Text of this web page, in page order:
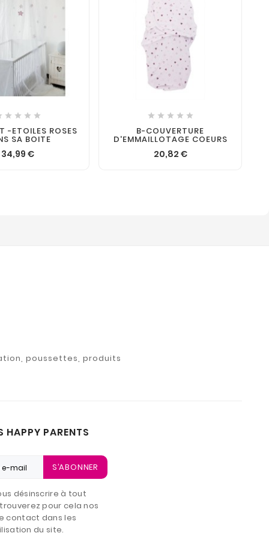
   
-ETOILES ROSES
SA BOITE
34,99 €

    
B-COUVERTURE
D'EMMAILLOTAGE COEURS
20,82 €
poussettes, produits
HAPPY PARENTS
S’ABONNER
désinscrire à tout
pour cela nos
contact dans les
du site.